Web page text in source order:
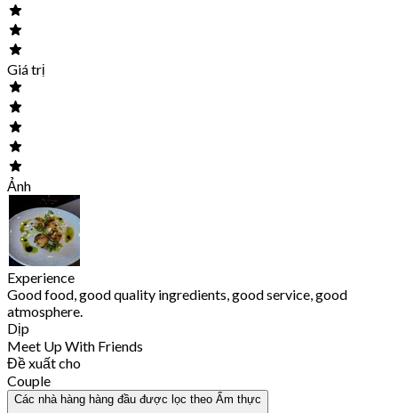
Giá trị
Ảnh
Experience
Good food, good quality ingredients, good service, good
atmosphere.
Dịp
Meet Up With Friends
Đề xuất cho
Couple
Các nhà hàng hàng đầu được lọc theo Ẩm thực